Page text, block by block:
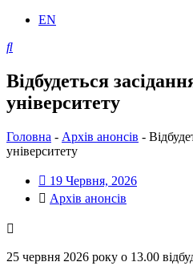
EN
Відбудеться
університету
Головна - Архів анонсів -
університету
19 Червня, 2026
Архів анонсів
25 червня 2026 року о 13.00